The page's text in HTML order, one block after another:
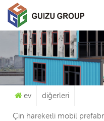
Ne
ev diğerleri
Çin hareketli mobil